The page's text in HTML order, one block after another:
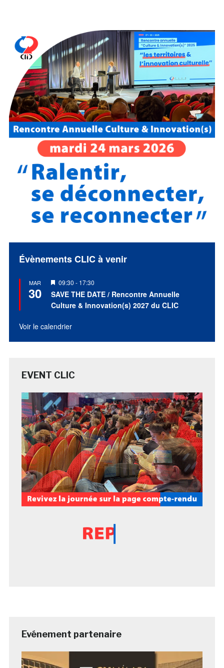
Évènements CLIC à venir
MAR
30
Mis
en
avant
09:30 - 17:30
SAVE THE DATE / Rencontre Annuelle
Culture & Innovation(s) 2027 du CLIC
Voir le calendrier
EVENT CLIC
Evénement partenaire